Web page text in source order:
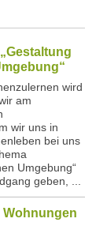
wird
am
wir uns in
bei uns
Umgebung“
geben, ...
Wohnungen